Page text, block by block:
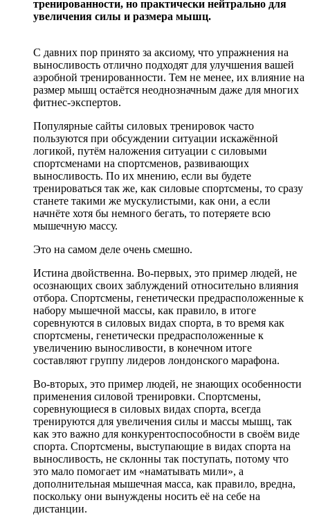
тренированности, но практически нейтрально для
увеличения силы и размера мышц.
С давних пор принято за аксиому, что упражнения на
выносливость отлично подходят для улучшения вашей
аэробной тренированности. Тем не менее, их влияние на
размер мышц остаётся неоднозначным даже для многих
фитнес-экспертов.
Популярные сайты силовых тренировок часто
пользуются при обсуждении ситуации искажённой
логикой, путём наложения ситуации с силовыми
спортсменами на спортсменов, развивающих
выносливость. По их мнению, если вы будете
тренироваться так же, как силовые спортсмены, то сразу
станете такими же мускулистыми, как они, а если
начнёте хотя бы немного бегать, то потеряете всю
мышечную массу.
Это на самом деле очень смешно.
Истина двойственна. Во-первых, это пример людей, не
осознающих своих заблуждений относительно влияния
отбора. Спортсмены, генетически предрасположенные к
набору мышечной массы, как правило, в итоге
соревнуются в силовых видах спорта, в то время как
спортсмены, генетически предрасположенные к
увеличению выносливости, в конечном итоге
составляют группу лидеров лондонского марафона.
Во-вторых, это пример людей, не знающих особенности
применения силовой тренировки. Спортсмены,
соревнующиеся в силовых видах спорта, всегда
тренируются для увеличения силы и массы мышц, так
как это важно для конкурентоспособности в своём виде
спорта. Спортсмены, выступающие в видах спорта на
выносливость, не склонны так поступать, потому что
это мало помогает им «наматывать мили», а
дополнительная мышечная масса, как правило, вредна,
поскольку они вынуждены носить её на себе на
дистанции.